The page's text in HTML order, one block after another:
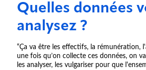
Quelles données
analysez ?
“Ça va être les effectifs, la rémunération,
une fois qu’on collecte ces données, on
les analyser, les vulgariser pour que